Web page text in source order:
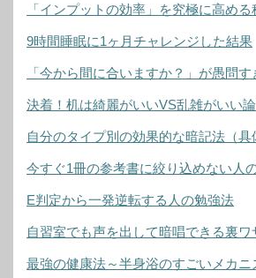
「インプットの効率」を究極に高める
9時間睡眠に1ヶ月チャレンジした結果
「今から間に合いますか？」が愚問す
決着！机は綺麗がいいVS乱雑がいい
自分のタイプ別の効果的な暗記法（具
今すぐ1冊の参考書に絞り込めない人
E判定から一発逆転する人の勉強法
自習室でも声を出して暗唱できる裏ワ
最強の健康法～半身浴のすごいメカニ